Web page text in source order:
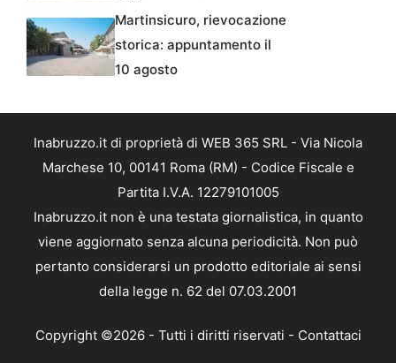
Martinsicuro, rievocazione
storica: appuntamento il
10 agosto
Inabruzzo.it di proprietà di WEB 365 SRL - Via Nicola
Marchese 10, 00141 Roma (RM) - Codice Fiscale e
Partita I.V.A. 12279101005
Inabruzzo.it non è una testata giornalistica, in quanto
viene aggiornato senza alcuna periodicità. Non può
pertanto considerarsi un prodotto editoriale ai sensi
della legge n. 62 del 07.03.2001
Copyright ©2026 - Tutti i diritti riservati - Contattaci